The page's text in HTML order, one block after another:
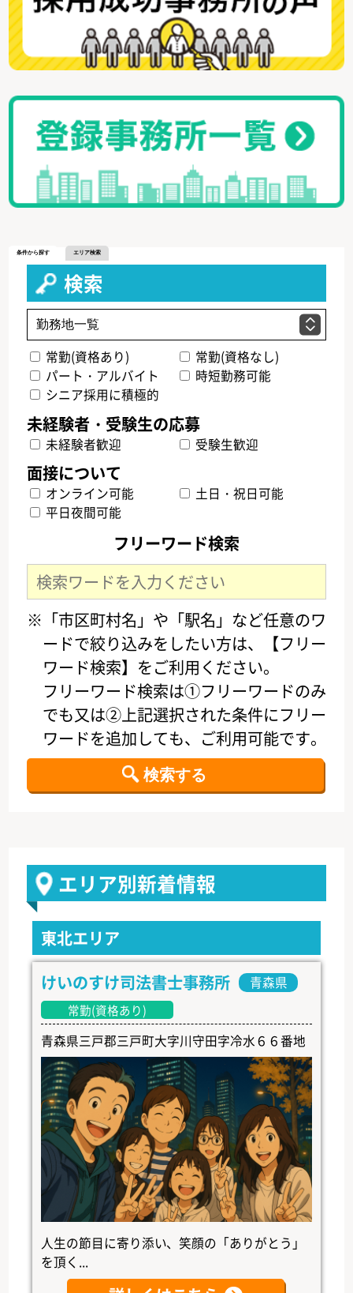
条件から探す エリア検索
検索
常勤(資格あり)
常勤(資格なし)
パート・アルバイト
時短勤務可能
シニア採用に積極的
未経験者歓迎 受験生歓迎
オンライン可能
土日・祝日可能
平日夜間可能
フリーワード検索
※「市区町村名」や「駅名」など任意のワ
ードで絞り込みをしたい方は、【フリー
ワード検索】をご利用ください。
フリーワード検索は①フリーワードのみ
でも又は②上記選択された条件にフリー
ワードを追加しても、ご利用可能です。
エリア別新着情報
東北エリア
けいのすけ司法書士事務所
青森県
常勤(資格あり)
青森県三戸郡三戸町大字川守田字冷水６６番地
人生の節目に寄り添い、笑顔の「ありがとう」
を頂く...